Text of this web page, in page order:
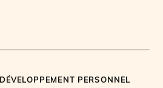
DÉVELOPPEMENT PERSONNEL